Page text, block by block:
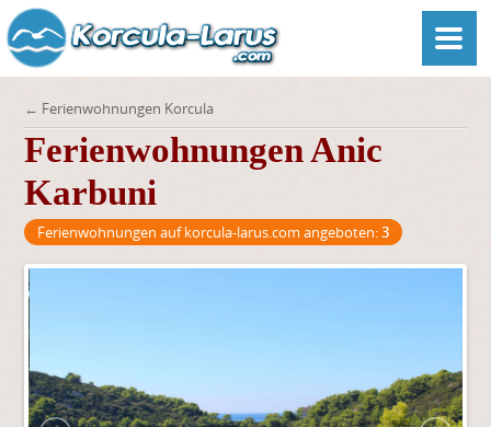
← Ferienwohnungen Korcula
Ferienwohnungen Anic
Karbuni
Ferienwohnungen auf korcula-larus.com angeboten:3